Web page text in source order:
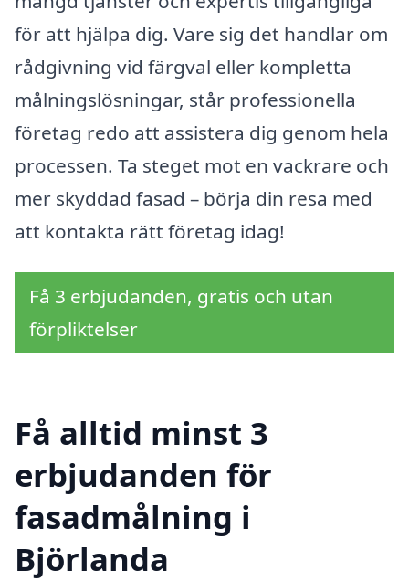
för att hjälpa dig. Vare sig det handlar om
rådgivning vid färgval eller kompletta
målningslösningar, står professionella
företag redo att assistera dig genom hela
processen. Ta steget mot en vackrare och
mer skyddad fasad – börja din resa med
att kontakta rätt företag idag!
Få 3 erbjudanden, gratis och utan
förpliktelser
Få alltid minst 3
erbjudanden för
fasadmålning i
Björlanda